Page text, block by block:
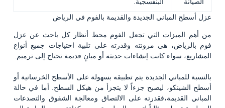
عزل أسطح المباني الجديدة والقديمة بالفوم في الرياض
من أهم الميزات التي تجعل الفوم محط أنظار كل باحث عن عزل
فوم بالرياض، هي مرونته وقدرته على تلبية احتياجات جميع أنواع
المشاريع، سواء كانت إنشاءات حديثة أو مبانٍ قديمة تحتاج إلى ترميم.
بالنسبة للمباني الجديدة يتم تطبيقه بسهولة على الأسطح الخرسانية أو
أسطح الشينكو، ليصبح جزءاً لا يتجزأ من هيكل السطح. أما في حالة
المباني القديمة،فقدرته على الالتصاق ومعالجة الشقوق والتصدعات